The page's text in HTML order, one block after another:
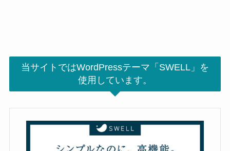
当サイトではWordPressテーマ「SWELL」を
使用しています。